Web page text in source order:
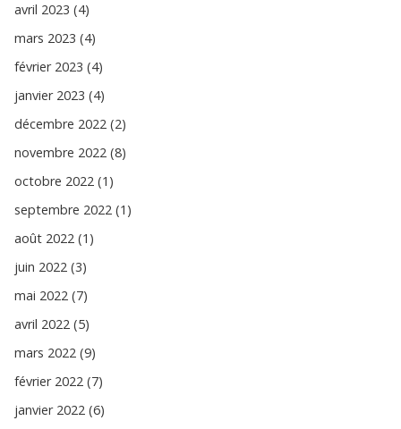
avril 2023 (4)
mars 2023 (4)
février 2023 (4)
janvier 2023 (4)
décembre 2022 (2)
novembre 2022 (8)
octobre 2022 (1)
septembre 2022 (1)
août 2022 (1)
juin 2022 (3)
mai 2022 (7)
avril 2022 (5)
mars 2022 (9)
février 2022 (7)
janvier 2022 (6)